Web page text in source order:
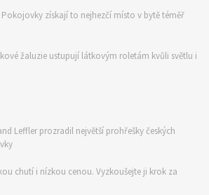
získají to nejhezčí místo v bytě téměř
žaluzie ustupují látkovým roletám kvůli světlu i
Leffler prozradil největší prohřešky českých
chutí i nízkou cenou. Vyzkoušejte ji krok za